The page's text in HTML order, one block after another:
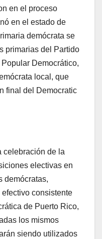
en el proceso
en el estado de
demócrata se
primarias del Partido
Democrático,
local, que
final del Democratic
celebración de la
electivas en
demócratas,
consistente
de Puerto Rico,
los mismos
siendo utilizados